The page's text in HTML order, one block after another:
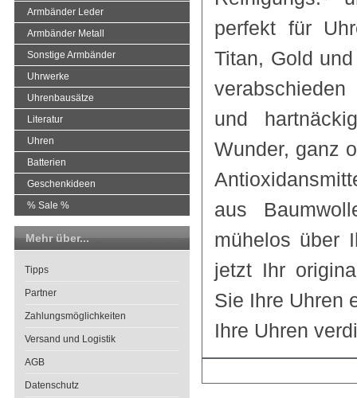
perfekt für
Titan, Gold
und
Wunder, ganz
aus
mühelos über
jetzt Ihr
Sie Ihre Uhren
Ihre Uhren
Armbänder Leder
Armbänder Metall
Sonstige Armbänder
Uhrwerke
Uhrenbausätze
Literatur
Uhren
Batterien
Geschenkideen
% Sale %
Mehr über...
Tipps
Partner
Zahlungsmöglichkeiten
Versand und Logistik
AGB
Datenschutz